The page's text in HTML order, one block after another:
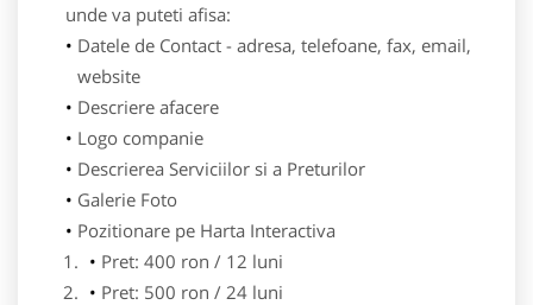
unde va puteti afisa:
Datele de Contact - adresa, telefoane, fax, email,
website
Descriere afacere
Logo companie
Descrierea Serviciilor si a Preturilor
Galerie Foto
Pozitionare pe Harta Interactiva
Pret: 400 ron / 12 luni
Pret: 500 ron / 24 luni